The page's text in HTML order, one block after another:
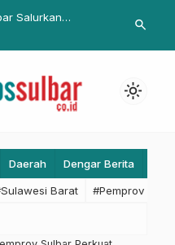
hingga MBG,
pada Program Prioritas
search
light_mode
Daerah Dengar Berita
Barat #Pemprov